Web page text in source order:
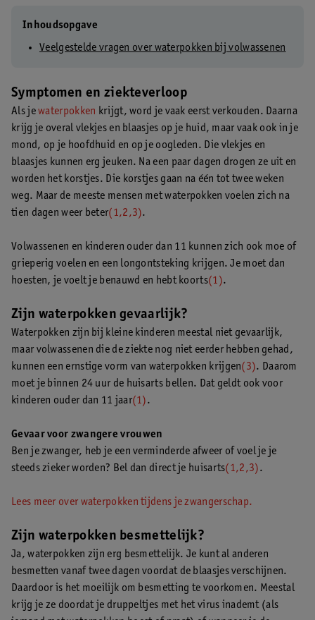
Inhoudsopgave
Veelgestelde vragen over waterpokken bij volwassenen
Symptomen en ziekteverloop
Als jewaterpokken krijgt, word je vaak eerst verkouden. Daarna
krijg je overal vlekjes en blaasjes op je huid, maar vaak ook in je
mond, op je hoofdhuid en op je oogleden. Die vlekjes en
blaasjes kunnen erg jeuken. Na een paar dagen drogen ze uit en
worden het korstjes. Die korstjes gaan na één tot twee weken
weg. Maar de meeste mensen met waterpokken voelen zich na
tien dagen weer beter(1,2,3).
Volwassenen en kinderen ouder dan 11 kunnen zich ook moe of
grieperig voelen en een longontsteking krijgen. Je moet dan
hoesten, je voelt je benauwd en hebt koorts(1).
Zijn waterpokken gevaarlijk?
Waterpokken zijn bij kleine kinderen meestal niet gevaarlijk,
maar volwassenen die de ziekte nog niet eerder hebben gehad,
kunnen een ernstige vorm van waterpokken krijgen(3). Daarom
moet je binnen 24 uur de huisarts bellen. Dat geldt ook voor
kinderen ouder dan 11 jaar(1).
Gevaar voor zwangere vrouwen
Ben je zwanger, heb je een verminderde afweer of voel je je
steeds zieker worden? Bel dan direct je huisarts(1,2,3).
Lees meer over waterpokken tijdens je zwangerschap.
Zijn waterpokken besmettelijk?
Ja, waterpokken zijn erg besmettelijk. Je kunt al anderen
besmetten vanaf twee dagen voordat de blaasjes verschijnen.
Daardoor is het moeilijk om besmetting te voorkomen. Meestal
krijg je ze doordat je druppeltjes met het virus inademt (als